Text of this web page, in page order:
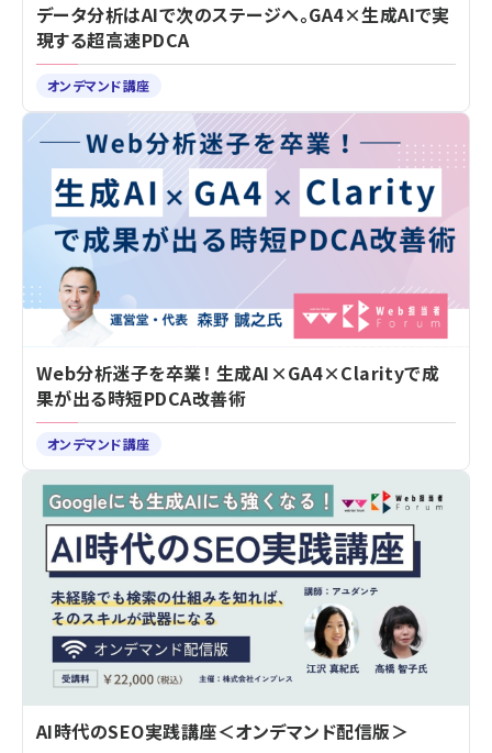
データ分析はAIで次のステージへ。GA4×生成AIで実
現する超高速PDCA
オンデマンド講座
Web分析迷子を卒業！ 生成AI×GA4×Clarityで成
果が出る時短PDCA改善術
オンデマンド講座
AI時代のSEO実践講座＜オンデマンド配信版＞